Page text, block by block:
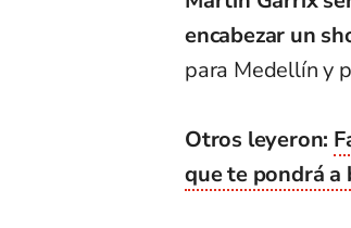
encabezar un
para Medellín y
Otros leyeron:
que te pondrá a